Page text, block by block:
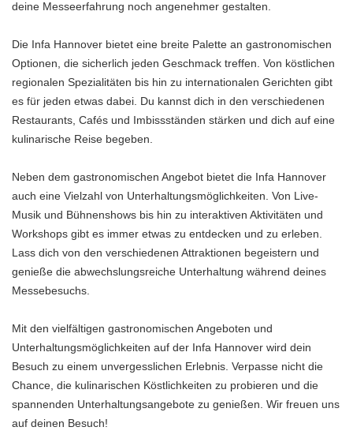
deine Messeerfahrung noch angenehmer gestalten.
Die Infa Hannover bietet eine breite Palette an gastronomischen
Optionen, die sicherlich jeden Geschmack treffen. Von köstlichen
regionalen Spezialitäten bis hin zu internationalen Gerichten gibt
es für jeden etwas dabei. Du kannst dich in den verschiedenen
Restaurants, Cafés und Imbissständen stärken und dich auf eine
kulinarische Reise begeben.
Neben dem gastronomischen Angebot bietet die Infa Hannover
auch eine Vielzahl von Unterhaltungsmöglichkeiten. Von Live-
Musik und Bühnenshows bis hin zu interaktiven Aktivitäten und
Workshops gibt es immer etwas zu entdecken und zu erleben.
Lass dich von den verschiedenen Attraktionen begeistern und
genieße die abwechslungsreiche Unterhaltung während deines
Messebesuchs.
Mit den vielfältigen gastronomischen Angeboten und
Unterhaltungsmöglichkeiten auf der Infa Hannover wird dein
Besuch zu einem unvergesslichen Erlebnis. Verpasse nicht die
Chance, die kulinarischen Köstlichkeiten zu probieren und die
spannenden Unterhaltungsangebote zu genießen. Wir freuen uns
auf deinen Besuch!